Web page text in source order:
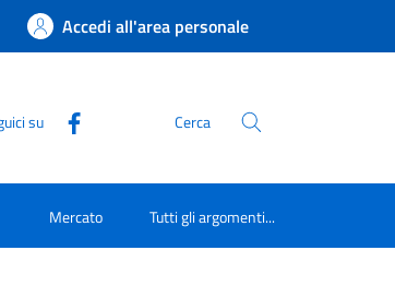
Accedi all'area personale
su Cerca
Mercato Tutti gli argomenti...